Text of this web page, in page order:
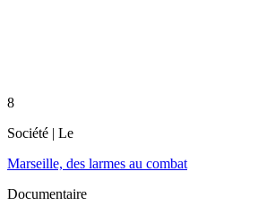
8
Société | Le
Marseille, des larmes au combat
Documentaire